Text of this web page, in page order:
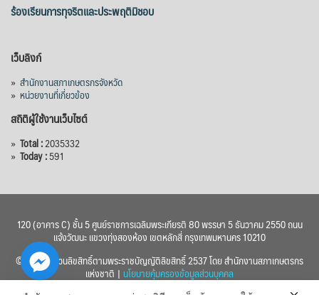
ร้องเรียนการทุจริตและประพฤติมิชอบ
เว็บลิงก์
» สำนักงานสภาเกษตรกรจังหวัด
» หน่วยงานที่เกี่ยวข้อง
สถิติผู้ใช้งานเว็บไซต์
» Total :2035332
» Today :591
120 (อาคาร C) ชั้น 5 ศูนย์ราชการเฉลิมพระเกียรติ 80 พรรษา 5 ธันวาคม 2550 ถนน
แจ้งวัฒนะ แขวงทุ่งสองห้อง เขตหลักสี่ กรุงเทพมหานคร 10210
© 2560 สงวนลิขสิทธิ์ตามพระราชบัญญัติลิขสิทธิ์ 2537 โดย สำนักงานสภาเกษตรกร
แห่งชาติ | นโยบายคุ้มครองข้อมูลส่วนบุคคล